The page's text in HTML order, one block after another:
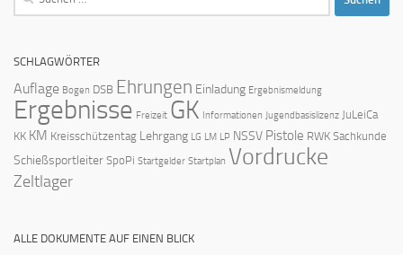
SCHLAGWÖRTER
Auflage Bogen DSB Ehrungen Einladung Ergebnismeldung
Ergebnisse Freizeit GK Informationen Jugendbasislizenz JuLeiCa
KK KM Kreisschützentag Lehrgang LG LM LP NSSV Pistole RWK Sachkunde
Schießsportleiter SpoPi Startgelder Startplan Vordrucke
Zeltlager
ALLE DOKUMENTE AUF EINEN BLICK